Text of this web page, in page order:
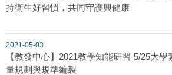
持衛生好習慣，共同守護興健康
2021-05-03
【教發中心】2021教學知能研習-5/25大
量規劃與規準編製